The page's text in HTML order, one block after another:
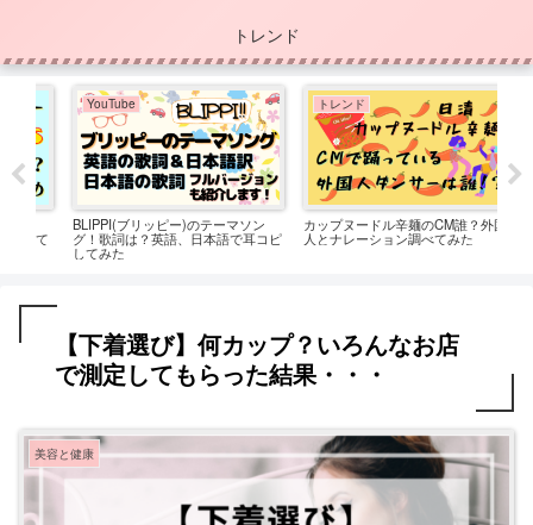
トレンド
YouTube
BLIPPI(ブリッピー)のテーマソン
グ！歌詞は？英語、日本語で耳コピ
してみた
トレンド
カップヌードル辛麺のCM誰？外国
人とナレーション調べてみた
【下着選び】何カップ？いろんなお店
で測定してもらった結果・・・
美容と健康